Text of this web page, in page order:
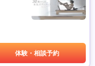
体験・相談予約